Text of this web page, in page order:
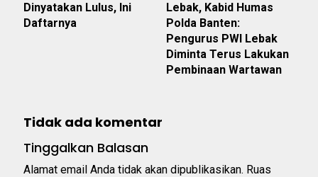
Dinyatakan Lulus, Ini
Daftarnya
Lebak, Kabid Humas
Polda Banten:
Pengurus PWI Lebak
Diminta Terus Lakukan
Pembinaan Wartawan
Tidak ada komentar
Tinggalkan Balasan
Alamat email Anda tidak akan dipublikasikan. Ruas